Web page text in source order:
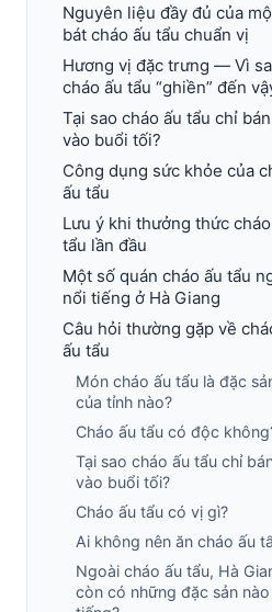
Nguyên liệu đầy đủ của
bát cháo ấu tẩu chuẩn vị
Hương vị đặc trưng — Vì
cháo ấu tẩu “ghiền” đến
Tại sao cháo ấu tẩu chỉ bán
vào buổi tối?
Công dụng sức khỏe của
ấu tẩu
Lưu ý khi thưởng thức
tẩu lần đầu
Một số quán cháo ấu tẩu
nổi tiếng ở Hà Giang
Câu hỏi thường gặp về
ấu tẩu
Món cháo ấu tẩu là đặc
của tỉnh nào?
Cháo ấu tẩu có độc
Tại sao cháo ấu tẩu chỉ
vào buổi tối?
Cháo ấu tẩu có vị gì?
Ai không nên ăn cháo ấu
Ngoài cháo ấu tẩu, Hà
còn có những đặc sản